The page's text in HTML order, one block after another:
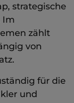
strategische
Im
zählt
von
für die
und